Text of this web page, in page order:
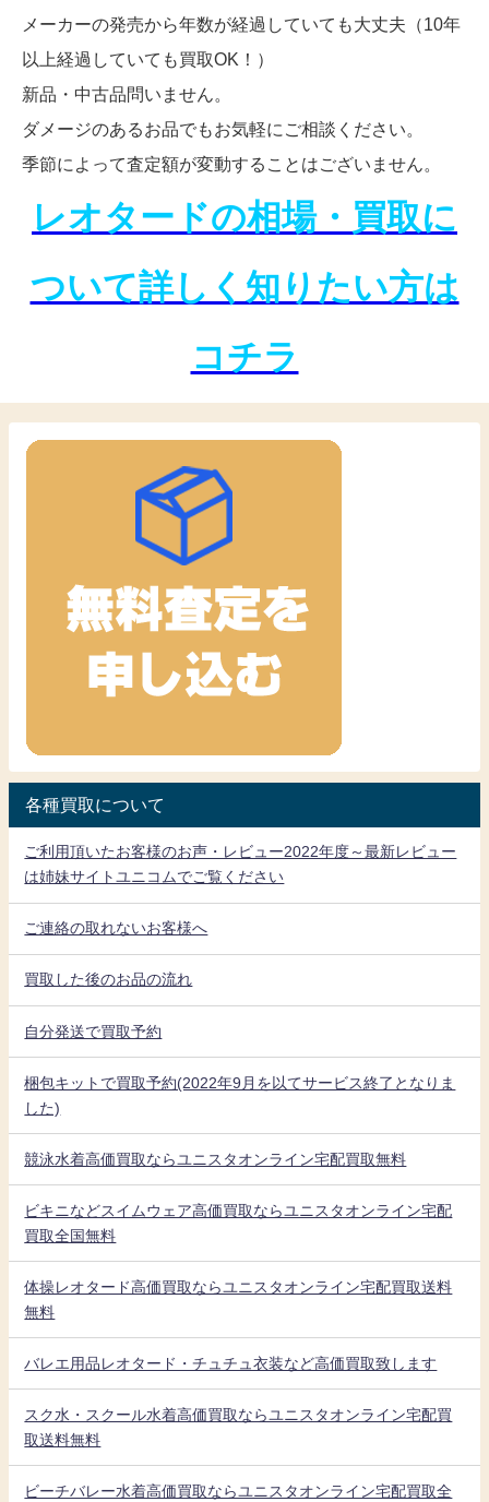
メーカーの発売から年数が経過していても大丈夫（10年
以上経過していても買取OK！）
新品・中古品問いません。
ダメージのあるお品でもお気軽にご相談ください。
季節によって査定額が変動することはございません。
レオタードの相場・買取に
ついて詳しく知りたい方は
コチラ
各種買取について
ご利用頂いたお客様のお声・レビュー2022年度～最新レビュー
は姉妹サイトユニコムでご覧ください
ご連絡の取れないお客様へ
買取した後のお品の流れ
自分発送で買取予約
梱包キットで買取予約(2022年9月を以てサービス終了となりま
した)
競泳水着高価買取ならユニスタオンライン宅配買取無料
ビキニなどスイムウェア高価買取ならユニスタオンライン宅配
買取全国無料
体操レオタード高価買取ならユニスタオンライン宅配買取送料
無料
バレエ用品レオタード・チュチュ衣装など高価買取致します
スク水・スクール水着高価買取ならユニスタオンライン宅配買
取送料無料
ビーチバレー水着高価買取ならユニスタオンライン宅配買取全